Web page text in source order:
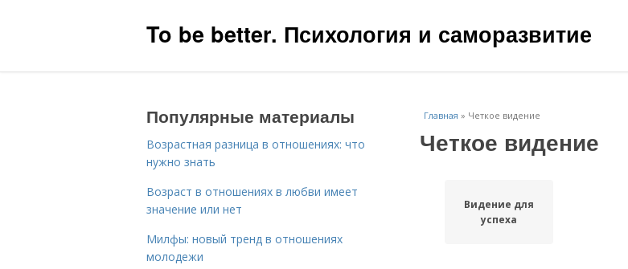
To be better. Психология и саморазвитие
Главная » Четкое видение
Четкое видение
Видение для
успеха
Популярные материалы
Возрастная разница в отношениях: что
нужно знать
Возраст в отношениях в любви имеет
значение или нет
Милфы: новый тренд в отношениях
молодежи